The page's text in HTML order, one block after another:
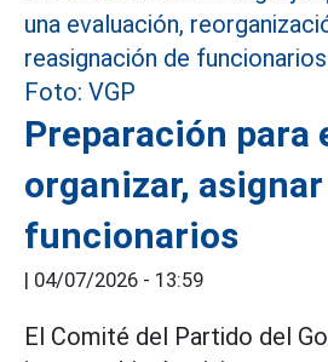
Preparación para
organizar,
funcionarios
| 04/07/2026 - 13:59
El Comité del Partido del